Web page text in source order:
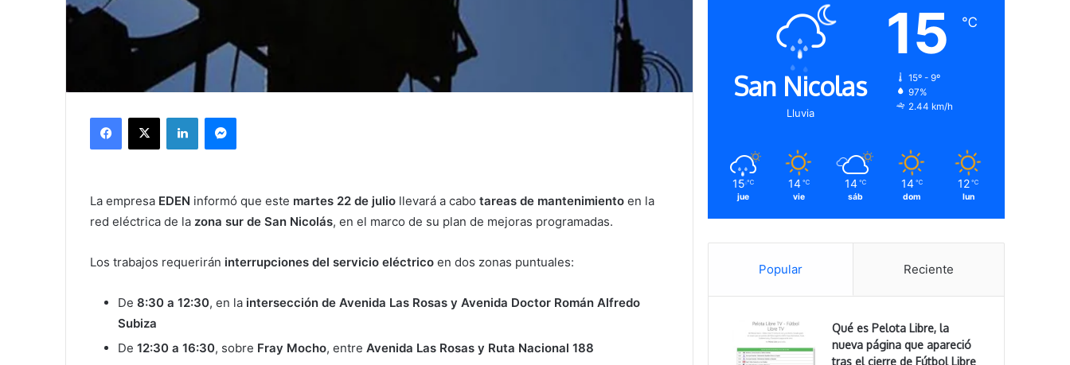
X LinkedIn
La empresa EDEN informó que este martes 22 de julio llevará a cabotareas de mantenimiento en la
red eléctrica de lazona sur de San Nicolás, en el marco de su plan de mejoras programadas.
Los trabajos requerirán interrupciones del servicio eléctrico en dos zonas puntuales:
De8:30 a 12:30, en la intersección de Avenida Las Rosas y Avenida Doctor Román Alfredo
Subiza
De12:30 a 16:30, sobre Fray Mocho, entreAvenida Las Rosas y Ruta Nacional 188
San Nicolas
Lluvia
15 ℃
15º - 9º
97%
2.44 km/h
15 ℃
jue
14 ℃
vie
14 ℃
sáb
14 ℃
dom
12 ℃
lun
Popular Reciente
Qué es Pelota Libre, la
nueva página que apareció
tras el cierre de Fútbol Libre